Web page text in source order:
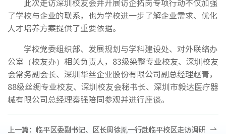
了学校与企业的联系，也为学校进一步了解企业需求、优化
人才培养方案提供了重要依据。
学校党委组织部、发展规划与学科建设处、对外联络办
公室（校友办）相关负责人，83级染整专业校友、深圳校友
会常务副会长、深圳华丝企业股份有限公司副总经理赵青，
88级丝绸专业校友、深圳校友会秘书长、深圳市毅达医疗器
械有限公司总经理秦强陪同参观并进行座谈。
上一篇： 临平区委副书记、区长周徐胤一行赴临平校区走访调研